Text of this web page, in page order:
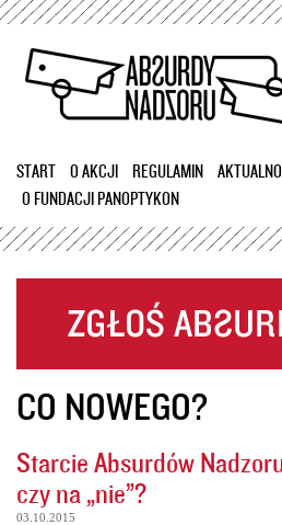
Przejdź
treści
START O AKCJI REGULAMIN
O FUNDACJI PANOPTYKON
CO NOWEGO?
Starcie Absurdów
czy na „nie”?
03.10.2015